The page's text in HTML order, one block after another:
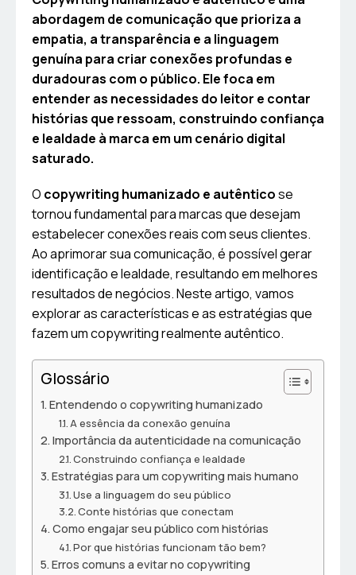
abordagem de comunicação que prioriza a
empatia, a transparência e a linguagem
genuína para criar conexões profundas e
duradouras com o público. Ele foca em
entender as necessidades do leitor e contar
histórias que ressoam, construindo confiança
e lealdade à marca em um cenário digital
saturado.
O copywriting humanizado e autênticose
tornou fundamental para marcas que desejam
estabelecer conexões reais com seus clientes.
Ao aprimorar sua comunicação, é possível gerar
identificação e lealdade, resultando em melhores
resultados de negócios. Neste artigo, vamos
explorar as características e as estratégias que
fazem um copywriting realmente autêntico.
Glossário
Entendendo o copywriting humanizado
A essência da conexão genuína
Importância da autenticidade na comunicação
Construindo confiança e lealdade
Estratégias para um copywriting mais humano
Use a linguagem do seu público
Conte histórias que conectam
Como engajar seu público com histórias
Por que histórias funcionam tão bem?
Erros comuns a evitar no copywriting